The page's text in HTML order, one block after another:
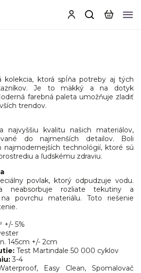
kolekcia, ktorá spĺňa potreby aj tých
Je to mäkký a na dotyk
farebná paleta umožňuje zladiť
trendov.
najvyššiu kvalitu našich materiálov,
do najmenších detailov. Boli
technológií, ktoré sú
a ľudskému zdraviu.
povlak, ktorý odpudzuje vodu.
neabsorbuje rozliate tekutiny a
povrchu materiálu. Toto riešenie
+/- 5%
145cm +/- 2cm
Test Martindale 50 000 cyklov
3-4
Easy Clean, Spomalovač